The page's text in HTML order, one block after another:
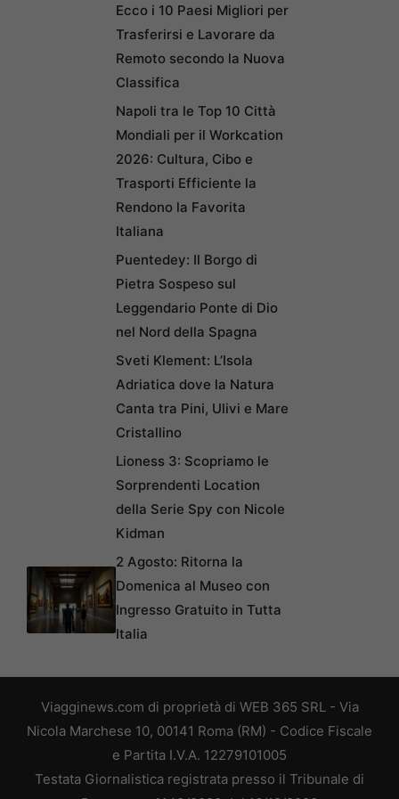
Ecco i 10 Paesi Migliori per
Trasferirsi e Lavorare da
Remoto secondo la Nuova
Classifica
Napoli tra le Top 10 Città
Mondiali per il Workcation
2026: Cultura, Cibo e
Trasporti Efficiente la
Rendono la Favorita
Italiana
Puentedey: Il Borgo di
Pietra Sospeso sul
Leggendario Ponte di Dio
nel Nord della Spagna
Sveti Klement: L’Isola
Adriatica dove la Natura
Canta tra Pini, Ulivi e Mare
Cristallino
Lioness 3: Scopriamo le
Sorprendenti Location
della Serie Spy con Nicole
Kidman
2 Agosto: Ritorna la
Domenica al Museo con
Ingresso Gratuito in Tutta
Italia
Viagginews.com di proprietà di WEB 365 SRL - Via
Nicola Marchese 10, 00141 Roma (RM) - Codice Fiscale
e Partita I.V.A. 12279101005
Testata Giornalistica registrata presso il Tribunale di